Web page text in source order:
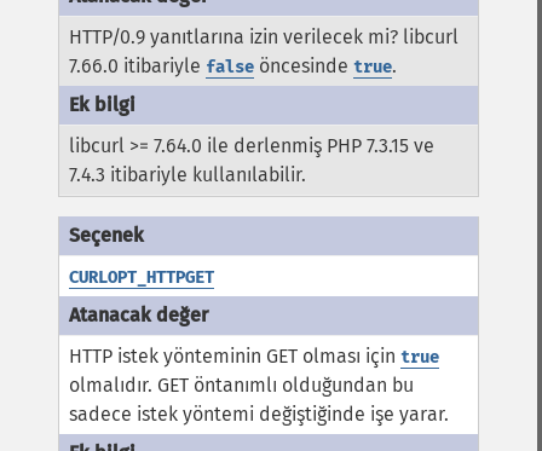
HTTP/0.9 yanıtlarına izin verilecek mi? libcurl
7.66.0 itibariyle false öncesinde true.
libcurl >= 7.64.0 ile derlenmiş PHP 7.3.15 ve
7.4.3 itibariyle kullanılabilir.
CURLOPT_HTTPGET
HTTP istek yönteminin GET olması için true
olmalıdır. GET öntanımlı olduğundan bu
sadece istek yöntemi değiştiğinde işe yarar.